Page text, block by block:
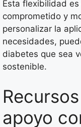
Esta flexibilidad
comprometido y
personalizar la
necesidades,
diabetes que sea
sostenible.
apoyo